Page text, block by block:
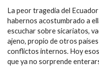
La peor tragedia del
habernos acostumbrado a
escuchar sobre sicariatos,
ajeno, propio de otros
conflictos internos. Hoy
que ya no sorprende